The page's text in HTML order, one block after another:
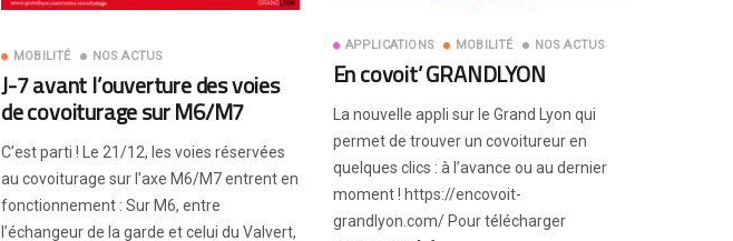
MOBILITÉ NOS ACTUS
J-7 avant l’ouverture des voies
de covoiturage sur M6/M7
C’est parti ! Le 21/12, les voies réservées
au covoiturage sur l’axe M6/M7 entrent en
fonctionnement : Sur M6, entre
l’échangeur de la garde et celui du Valvert,
APPLICATIONS MOBILITÉ NOS ACTUS
En covoit’ GRANDLYON
La nouvelle appli sur le Grand Lyon qui
permet de trouver un covoitureur en
quelques clics : à l’avance ou au dernier
moment ! https://encovoit-
grandlyon.com/ Pour télécharger